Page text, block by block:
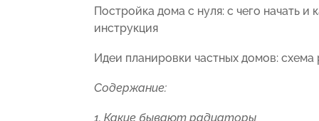
Постройка дома с нуля: с чего начать
инструкция
Идеи планировки частных домов:
Содержание:
1. Какие бывают радиаторы